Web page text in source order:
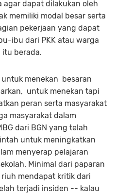
agar dapat dilakukan oleh
memiliki modal besar serta
pekerjaan yang dapat
ibu dari PKK atau warga
itu berada.
menekan besaran
untuk menekan tapi
peran serta masyarakat
masyarakat dalam
dari BGN yang telah
untuk meningkatkan
menyerap pelajaran
Minimal dari paparan
riuh mendapat kritik dari
terjadi insiden -- kalau